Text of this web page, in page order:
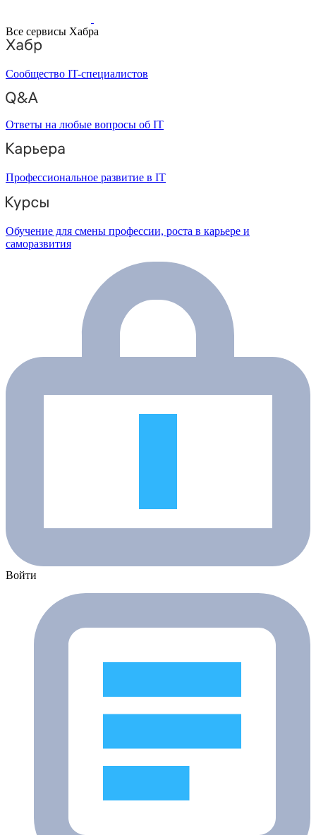
Все сервисы Хабра
Сообщество IT-специалистов
Ответы на любые вопросы об IT
Профессиональное развитие в IT
Обучение для смены профессии, роста в карьере и
саморазвития
Войти